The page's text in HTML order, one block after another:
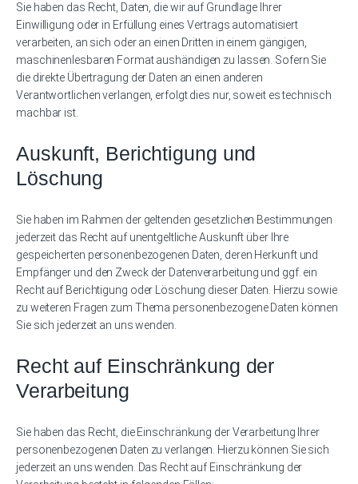
Sie haben das Recht, Daten, die wir auf Grundlage Ihrer
Einwilligung oder in Erfüllung eines Vertrags automatisiert
verarbeiten, an sich oder an einen Dritten in einem gängigen,
maschinenlesbaren Format aushändigen zu lassen. Sofern Sie
die direkte Übertragung der Daten an einen anderen
Verantwortlichen verlangen, erfolgt dies nur, soweit es technisch
machbar ist.
Auskunft, Berichtigung und
Löschung
Sie haben im Rahmen der geltenden gesetzlichen Bestimmungen
jederzeit das Recht auf unentgeltliche Auskunft über Ihre
gespeicherten personenbezogenen Daten, deren Herkunft und
Empfänger und den Zweck der Datenverarbeitung und ggf. ein
Recht auf Berichtigung oder Löschung dieser Daten. Hierzu sowie
zu weiteren Fragen zum Thema personenbezogene Daten können
Sie sich jederzeit an uns wenden.
Recht auf Einschränkung der
Verarbeitung
Sie haben das Recht, die Einschränkung der Verarbeitung Ihrer
personenbezogenen Daten zu verlangen. Hierzu können Sie sich
jederzeit an uns wenden. Das Recht auf Einschränkung der